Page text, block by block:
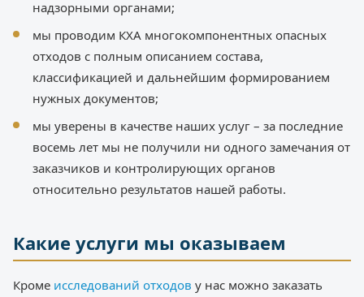
надзорными органами;
мы проводим КХА многокомпонентных опасных
отходов с полным описанием состава,
классификацией и дальнейшим формированием
нужных документов;
мы уверены в качестве наших услуг – за последние
восемь лет мы не получили ни одного замечания от
заказчиков и контролирующих органов
относительно результатов нашей работы.
Какие услуги мы оказываем
Кроме исследований отходов у нас можно заказать